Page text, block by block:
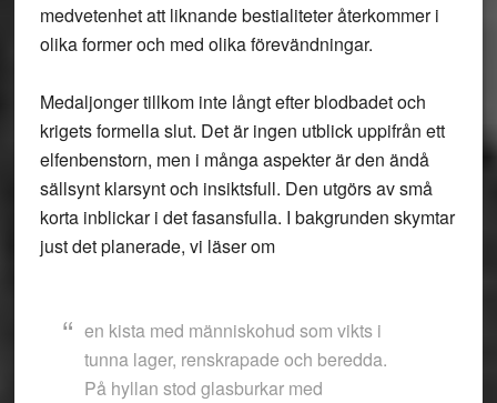
medvetenhet att liknande bestialiteter återkommer i
olika former och med olika förevändningar.
Medaljonger tillkom inte långt efter blodbadet och
krigets formella slut. Det är ingen utblick uppifrån ett
elfenbenstorn, men i många aspekter är den ändå
sällsynt klarsynt och insiktsfull. Den utgörs av små
korta inblickar i det fasansfulla. I bakgrunden skymtar
just det planerade, vi läser om
en kista med människohud som vikts i
tunna lager, renskrapade och beredda.
På hyllan stod glasburkar med